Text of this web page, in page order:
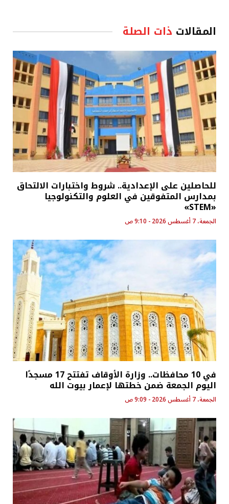
المقالات ذات الصلة
للحاصلين على الإعدادية.. شروط واختبارات الالتحاق
بمدارس المتفوقين في العلوم والتكنولوجيا
«STEM»
الجمعة، 7 أغسطس 2026 - 9:10 ص
في 10 محافظات.. وزارة الأوقاف تفتتح 17 مسجدًا
اليوم الجمعة ضمن خطتها لإعمار بيوت الله
الجمعة، 7 أغسطس 2026 - 9:09 ص